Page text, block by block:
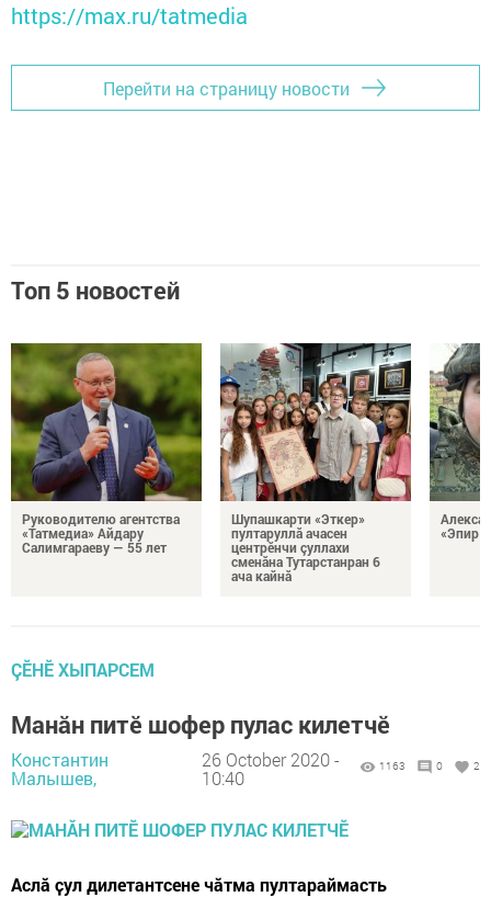
https://max.ru/tatmedia
Перейти на страницу новости
Топ 5 новостей
Руководителю агентства
«Татмедиа» Айдару
Салимгараеву — 55 лет
Шупашкарти «Эткер»
пултаруллă ачасен
центрӗнчи çуллахи
сменăна Тутарстанран 6
ача кайнă
«Эпир
ÇӖНӖ ХЫПАРСЕМ
Манӑн питӗ шофер пулас килетчӗ
Константин
Малышев,
26 October 2020 -
10:40
1163 0 2
Аслӑ ҫул дилетантсене чӑтма пултараймасть